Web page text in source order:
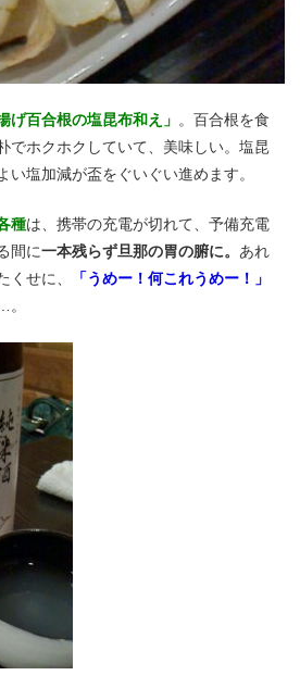
揚げ百合根の塩昆布和え」 。百合根を食
でホクホクしていて、美味しい。塩昆
い塩加減が盃をぐいぐい進めます。
種は、携帯の充電が切れて、予備充電
間に一本残らず旦那の胃の腑に。 あれ
くせに、
「うめー！何これうめー！」